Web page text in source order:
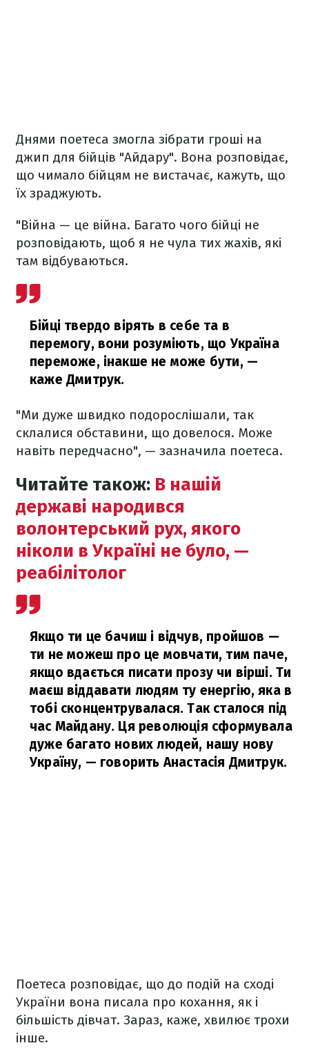
Днями поетеса змогла зібрати гроші на
джип для бійців "Айдару". Вона розповідає,
що чимало бійцям не вистачає, кажуть, що
їх зраджують.
"Війна — це війна. Багато чого бійці не
розповідають, щоб я не чула тих жахів, які
там відбуваються.
Бійці твердо вірять в себе та в
перемогу, вони розуміють, що Україна
переможе, інакше не може бути, —
каже Дмитрук.
"Ми дуже швидко подорослішали, так
склалися обставини, що довелося. Може
навіть передчасно", — зазначила поетеса.
Читайте також: В нашій
державі народився
волонтерський рух, якого
ніколи в Україні не було, —
реабілітолог
Якщо ти це бачиш і відчув, пройшов —
ти не можеш про це мовчати, тим паче,
якщо вдається писати прозу чи вірші. Ти
маєш віддавати людям ту енергію, яка в
тобі сконцентрувалася. Так сталося під
час Майдану. Ця революція сформувала
дуже багато нових людей, нашу нову
Україну, — говорить Анастасія Дмитрук.
Поетеса розповідає, що до подій на сході
України вона писала про кохання, як і
більшість дівчат. Зараз, каже, хвилює трохи
інше.